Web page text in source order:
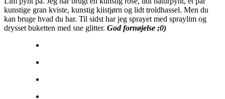
kunstige gran kviste, kunstig kiistjørn og lidt troldhassel. Men du
kan bruge hvad du har. Til sidst har jeg sprayet med spraylim og
drysset buketten med sne glitter. God fornøjelse ;0)